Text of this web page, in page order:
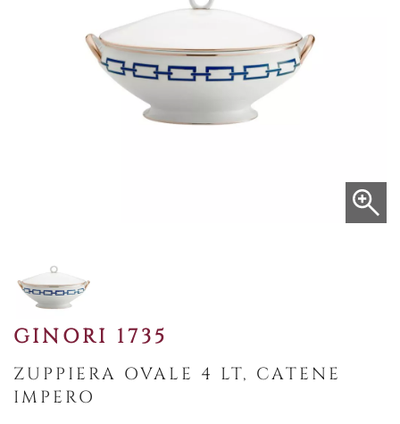
GINORI 1735
ZUPPIERA OVALE 4 LT, CATENE
IMPERO